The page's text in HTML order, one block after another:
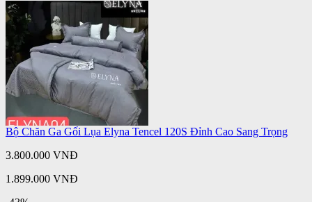
Bộ Chăn Ga Gối Lụa Elyna Tencel 120S Đỉnh Cao Sang Trọng
3.800.000 VNĐ
1.899.000 VNĐ